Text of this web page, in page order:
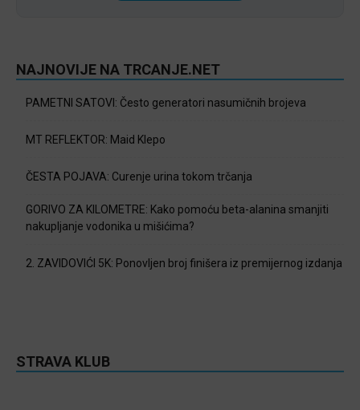
NAJNOVIJE NA TRCANJE.NET
PAMETNI SATOVI: Često generatori nasumičnih brojeva
MT REFLEKTOR: Maid Klepo
ČESTA POJAVA: Curenje urina tokom trčanja
GORIVO ZA KILOMETRE: Kako pomoću beta-alanina smanjiti
nakupljanje vodonika u mišićima?
2. ZAVIDOVIĆI 5K: Ponovljen broj finišera iz premijernog izdanja
STRAVA KLUB